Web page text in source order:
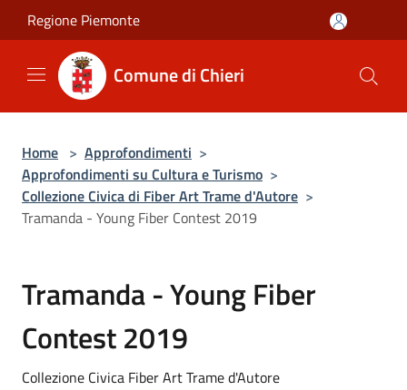
Salta al contenuto principale
Regione Piemonte
Comune di Chieri
Home > Approfondimenti >
Approfondimenti su Cultura e Turismo >
Collezione Civica di Fiber Art Trame d'Autore >
Tramanda - Young Fiber Contest 2019
Tramanda - Young Fiber
Contest 2019
Collezione Civica Fiber Art Trame d'Autore